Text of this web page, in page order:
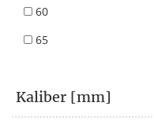
60
65
Kaliber [mm]